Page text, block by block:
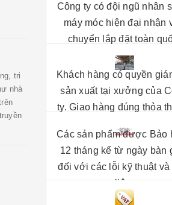
tri
nhà
Công ty có đội ngũ nhân
máy móc hiện đại nhận
chuyển lắp đặt toàn
Khách hàng có quyền
sản xuất tại xưởng của
ty. Giao hàng đúng thỏa
Các sản phẩm được Bảo
12 tháng kể từ ngày bàn
đối với các lỗi kỹ thuật và
liệu.